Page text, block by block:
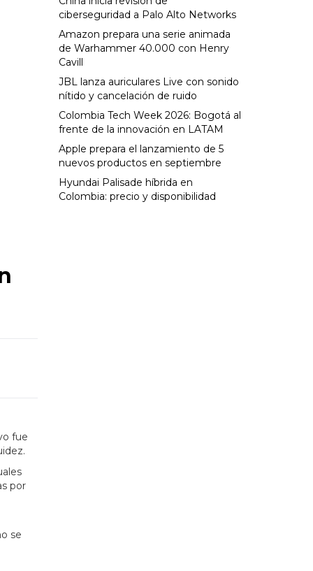
fue
por
se
ciberseguridad a Palo Alto Networks
Amazon prepara una serie animada
de Warhammer 40.000 con Henry
Cavill
JBL lanza auriculares Live con sonido
nítido y cancelación de ruido
Colombia Tech Week 2026: Bogotá al
frente de la innovación en LATAM
Apple prepara el lanzamiento de 5
nuevos productos en septiembre
Hyundai Palisade híbrida en
Colombia: precio y disponibilidad